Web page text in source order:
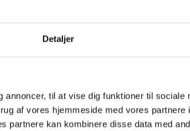
Detaljer
til at vise dig funktioner til sociale
af vores hjemmeside med vores partnere
partnere kan kombinere disse data med